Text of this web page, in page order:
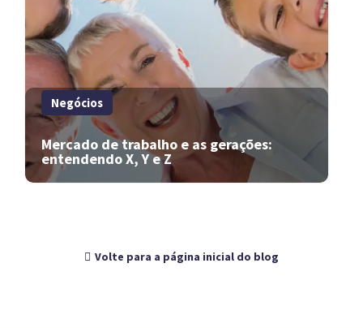
Negócios
Mercado de trabalho e as gerações:
entendendo X, Y e Z
Volte para a página inicial do blog